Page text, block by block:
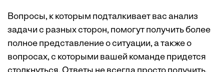
Вопросы, к которым подталкивает вас анализ
задачи с разных сторон, помогут получить более
полное представление о ситуации, а также о
вопросах, с которыми вашей команде придется